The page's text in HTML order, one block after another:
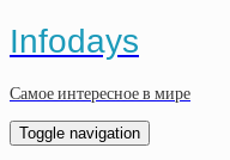
Infodays
Самое интересное в мире
Toggle navigation